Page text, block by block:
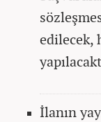
edilecek,
İlanın